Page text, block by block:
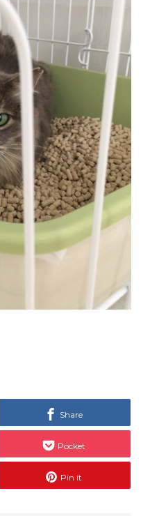
Share
Pocket
Pin it